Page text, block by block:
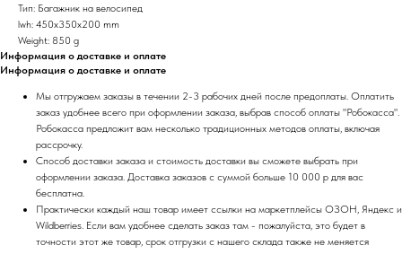
Тип: Багажник на велосипед
lwh: 450x350x200 mm
Weight: 850 g
Информация о доставке и оплате
Информация о доставке и оплате
Мы отгружаем заказы в течении 2-3 рабочих дней после предоплаты. Оплатить
заказ удобнее всего при оформлении заказа, выбрав способ оплаты "Робокасса".
Робокасса предложит вам несколько традиционных методов оплаты, включая
рассрочку.
Способ доставки заказа и стоимость доставки вы сможете выбрать при
оформлении заказа. Доставка заказов с суммой больше 10 000 р для вас
бесплатна.
Практически каждый наш товар имеет ссылки на маркетплейсы ОЗОН, Яндекс и
Wildberries. Если вам удобнее сделать заказ там - пожалуйста, это будет в
точности этот же товар, срок отгрузки с нашего склада также не меняется